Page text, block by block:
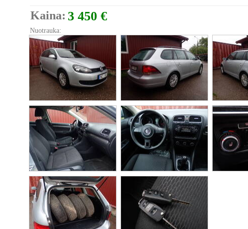
Kaina: 3 450 €
Nuotrauka: